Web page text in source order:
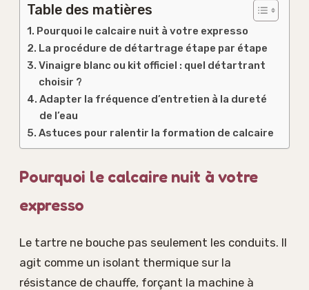
Table des matières
Pourquoi le calcaire nuit à votre expresso
La procédure de détartrage étape par étape
Vinaigre blanc ou kit officiel : quel détartrant
choisir ?
Adapter la fréquence d’entretien à la dureté
de l’eau
Astuces pour ralentir la formation de calcaire
Pourquoi le calcaire nuit à votre
expresso
Le tartre ne bouche pas seulement les conduits. Il
agit comme un isolant thermique sur la
résistance de chauffe, forçant la machine à